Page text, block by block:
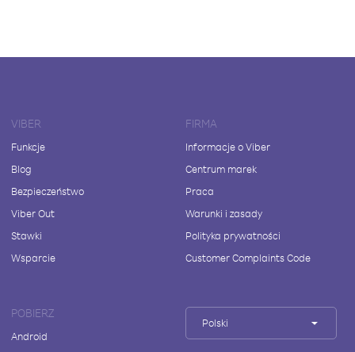
VIBER
Funkcje
Blog
Bezpieczeństwo
Viber Out
Stawki
Wsparcie
FIRMA
Informacje o Viber
Centrum marek
Praca
Warunki i zasady
Polityka prywatności
Customer Complaints Code
POBIERZ
Android
Polski